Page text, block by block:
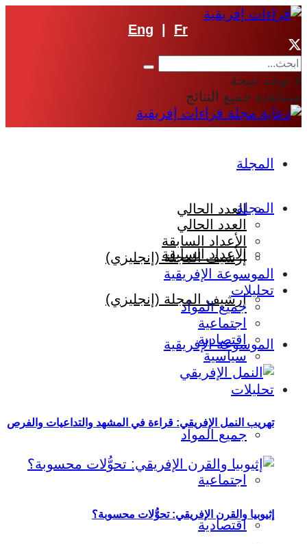
Eng Fr
لا توجد نتيجة
مشاهدة جميع النتائج
المجلة
العدد الحالي
الأعداد السابقة
إرشيف المجلة (إنجليزي)
الموسوعة الإفريقية
تحليلات
جميع المواد
اجتماعية
اقتصادية
المجلة
العدد الحالي
الأعداد السابقة
إرشيف المجلة (إنجليزي)
الموسوعة الإفريقية
تحليلات
جميع المواد
اجتماعية
اقتصادية
سياسية
تهريب النمل الإفريقي: قراءة في المشهد والتداعيات والفرص
إثيوبيا والقرن الإفريقي: تحوُّلات محسوبة؟